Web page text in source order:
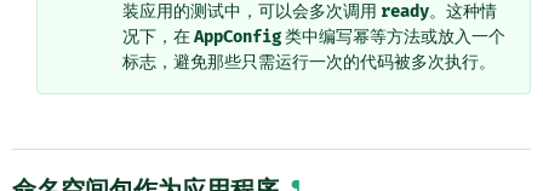
装应用的测试中，可以会多次调用 ready。这种情
况下，在AppConfig类中编写幂等方法或放入一个
标志，避免那些只需运行一次的代码被多次执行。